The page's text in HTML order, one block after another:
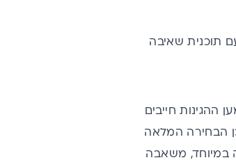
תוכנית שאיבה
חייבים
הבחירה המלאה
במיוחד, משאבה